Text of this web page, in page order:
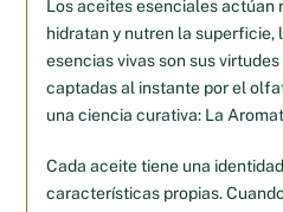
Los aceites esenciales actúan
hidratan y nutren la superficie,
esencias vivas son sus
captadas al instante por el
una ciencia curativa: La
Cada aceite tiene una
características propias.